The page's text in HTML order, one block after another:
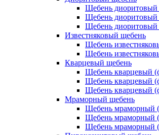
Щебень
Щебень
Щебень
Известняковый щебень
Щебень
Щебень
Кварцевый щебень
Щебень кварцевый
Щебень кварцевый
Щебень кварцевый
Мраморный щебень
Щебень мраморный
Щебень мраморный
Щебень мраморный